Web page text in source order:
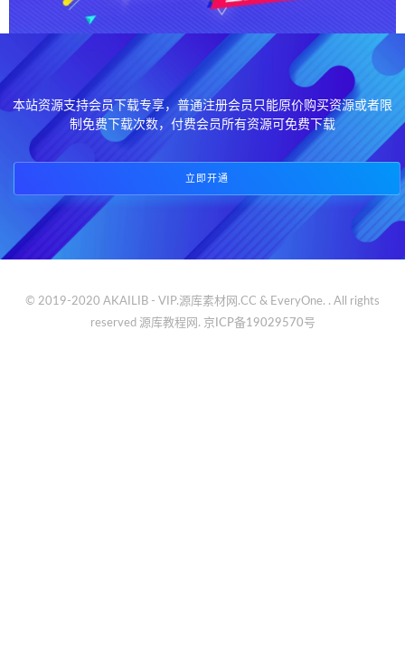
本站资源支持会员下载专享，普通注册会员只能原价购买资源或者限
制免费下载次数，付费会员所有资源可免费下载
立即开通
© 2019-2020 AKAILIB - VIP.源库素材网.CC & EveryOne. . All rights
reserved 源库教程网. 京ICP备19029570号